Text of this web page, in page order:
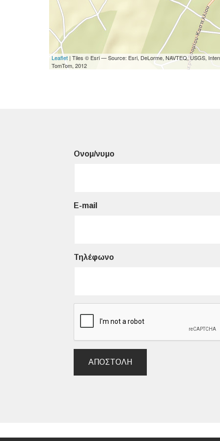
Leaflet | Tiles © Esri — Source: Esri, DeLorme, NAVTEQ, USGS,
TomTom, 2012
Ονομ/νυμο
E-mail
Τηλέφωνο
ΑΠΟΣΤΟΛΉ